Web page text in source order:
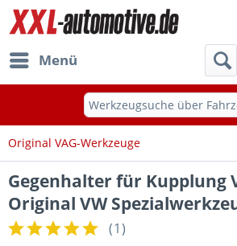
Menü
Werkzeugsuche über
Original VAG-Werkzeuge
Gegenhalter für Kupplung
Original VW
(1)